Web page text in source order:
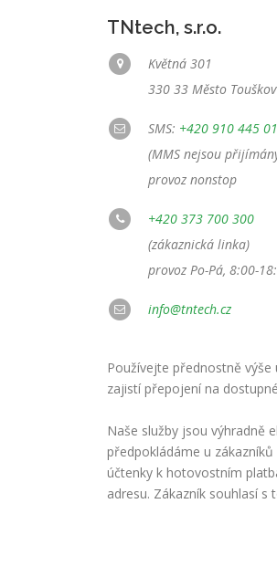
TNtech, s.r.o.
Květná 301
330 33 Město Touškov
SMS: +420 910 445
(MMS nejsou
provoz nonstop
+420 373 700 300
(zákaznická linka)
provoz Po-Pá, 8:00-
info@tntech.cz
Používejte přednostně
zajistí přepojení na
Naše služby jsou výhradně
předpokládáme u
účtenky k hotovostním
adresu. Zákazník souhlasí